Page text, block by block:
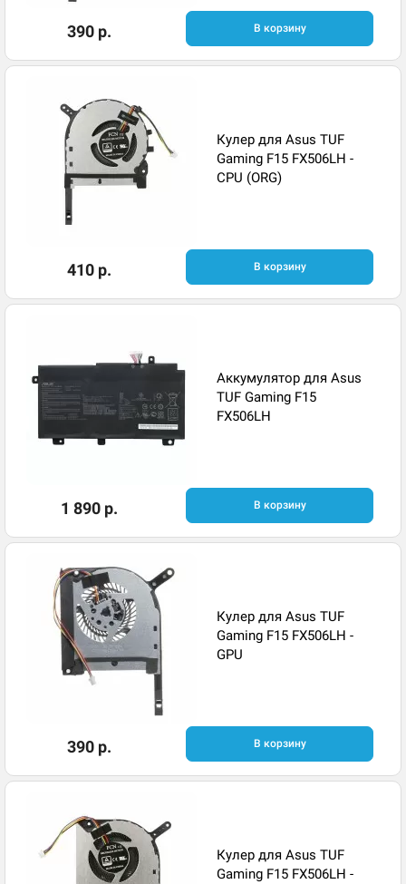
390 р. В корзину
Кулер для Asus TUF
Gaming F15 FX506LH -
CPU (ORG)
410 р. В корзину
Аккумулятор для Asus
TUF Gaming F15
FX506LH
1 890 р. В корзину
Кулер для Asus TUF
Gaming F15 FX506LH -
GPU
390 р. В корзину
Кулер для Asus TUF
Gaming F15 FX506LH -